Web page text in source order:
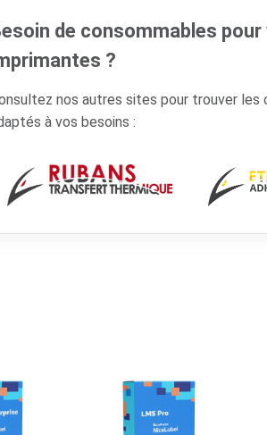
de consommables pour
?
nos autres sites pour trouver les
à vos besoins :